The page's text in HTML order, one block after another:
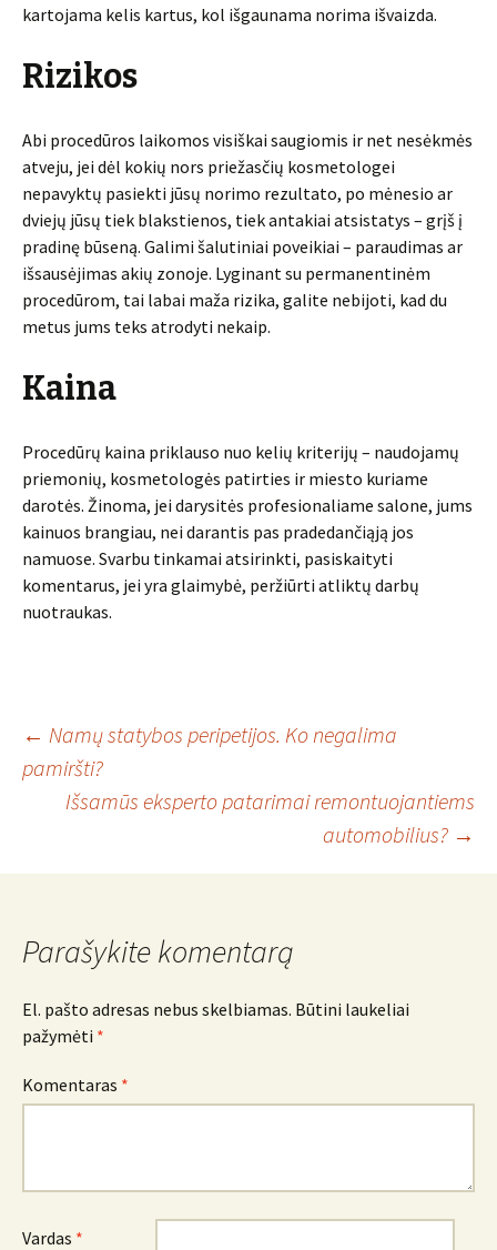
kartojama kelis kartus, kol išgaunama norima išvaizda.
Rizikos
Abi procedūros laikomos visiškai saugiomis ir net nesėkmės
atveju, jei dėl kokių nors priežasčių kosmetologei
nepavyktų pasiekti jūsų norimo rezultato, po mėnesio ar
dviejų jūsų tiek blakstienos, tiek antakiai atsistatys – grįš į
pradinę būseną. Galimi šalutiniai poveikiai – paraudimas ar
išsausėjimas akių zonoje. Lyginant su permanentinėm
procedūrom, tai labai maža rizika, galite nebijoti, kad du
metus jums teks atrodyti nekaip.
Kaina
Procedūrų kaina priklauso nuo kelių kriterijų – naudojamų
priemonių, kosmetologės patirties ir miesto kuriame
darotės. Žinoma, jei darysitės profesionaliame salone, jums
kainuos brangiau, nei darantis pas pradedančiąją jos
namuose. Svarbu tinkamai atsirinkti, pasiskaityti
komentarus, jei yra glaimybė, peržiūrti atliktų darbų
nuotraukas.
Įrašo
navigacija
← Namų statybos peripetijos. Ko negalima
pamiršti?
Išsamūs eksperto patarimai remontuojantiems
automobilius? →
Parašykite komentarą
El. pašto adresas nebus skelbiamas. Būtini laukeliai
pažymėti *
Komentaras *
Vardas *